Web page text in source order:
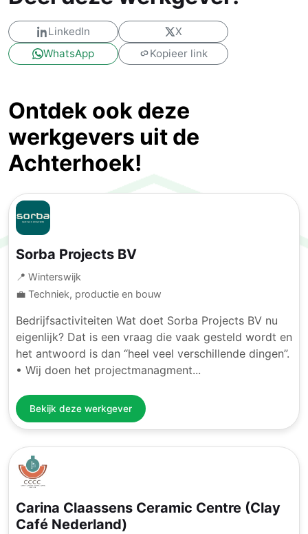
LinkedIn
X
WhatsApp
Kopieer link
Ontdek ook deze
werkgevers uit de
Achterhoek!
Sorba Projects BV
📍 Winterswijk
💼 Techniek, productie en bouw
Bedrijfsactiviteiten Wat doet Sorba Projects BV nu
eigenlijk? Dat is een vraag die vaak gesteld wordt en
het antwoord is dan “heel veel verschillende dingen”.
• Wij doen het projectmanagment...
Bekijk deze werkgever
Carina Claassens Ceramic Centre (Clay
Café Nederland)